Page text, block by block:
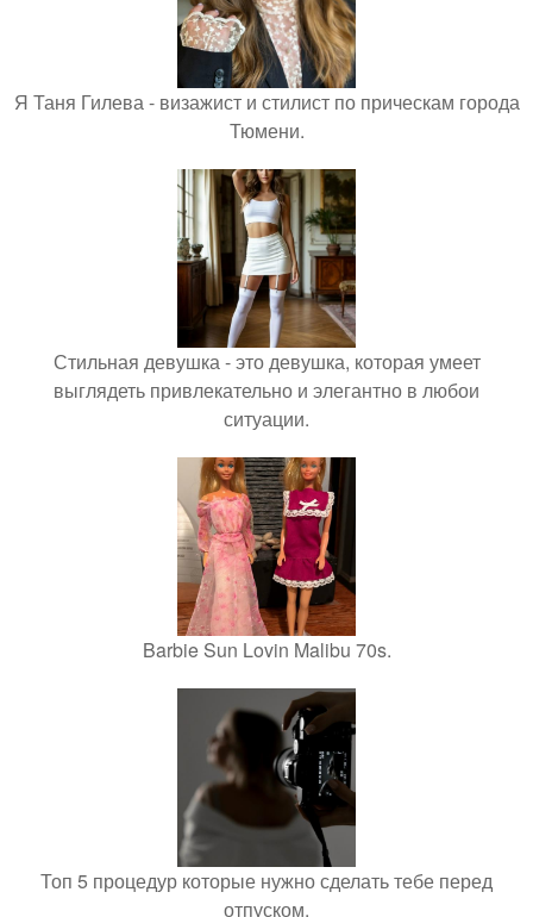
Я Таня Гилева - визажист и стилист по прическам города
Тюмени.
Стильная девушка - это девушка, которая умеет
выглядеть привлекательно и элегантно в любои
ситуации.
Barbie Sun Lovin Malibu 70s.
Топ 5 процедур которые нужно сделать тебе перед
отпуском.